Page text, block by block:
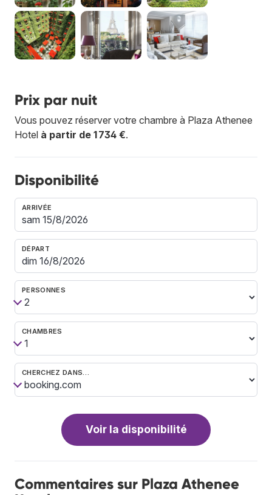
Prix par nuit
Vous pouvez réserver votre chambre à Plaza Athenee
Hotel à partir de 1 734 €.
Disponibilité
ARRIVÉE
DÉPART
PERSONNES
CHAMBRES
CHERCHEZ DANS…
Voir la disponibilité
Commentaires sur Plaza Athenee